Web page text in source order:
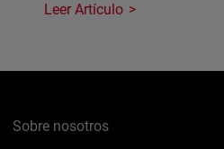
Leer Artículo
Sobre nosotros